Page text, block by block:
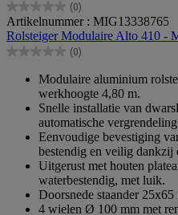
(0)
0.0
van
de
5
Artikelnummer : MIG13338765
Rolsteiger Modulaire Alto 410 -
(0)
0.0
sterren.
Modulaire aluminium
werkhoogte 4,80 m.
Snelle installatie van
automatische
Eenvoudige bevestiging
bestendig en veilig dankzij
Uitgerust met houten
waterbestendig, met luik.
Doorsnede staander
4 wielen Ø 100 mm met